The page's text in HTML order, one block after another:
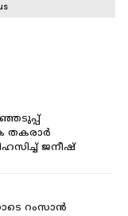
തകരാർ
ജനീഷ്
റംസാൻ